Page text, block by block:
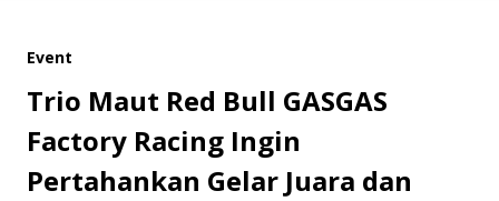
Event
Trio Maut Red Bull GASGAS
Factory Racing Ingin
Pertahankan Gelar Juara dan